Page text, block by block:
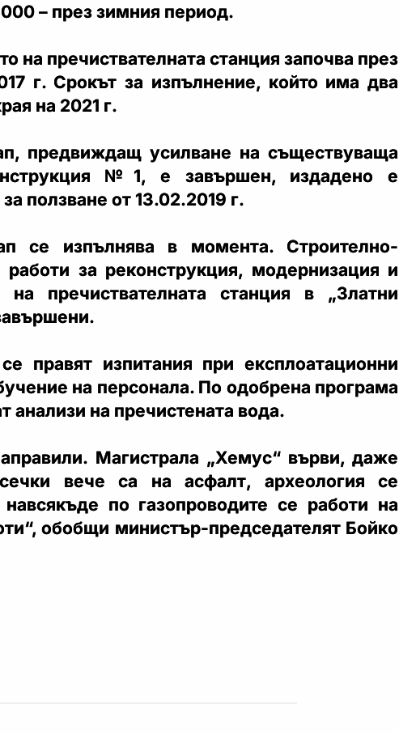
– през зимния период.
на пречиствателната станция започва през
г. Срокът за изпълнение, който има два
на 2021 г.
предвиждащ усилване на съществуваща
№1, е завършен, издадено е
ползване от 13.02.2019 г.
се изпълнява в момента. Строително-
работи за реконструкция, модернизация и
на пречиствателната станция в „Златни
правят изпитания при експлоатационни
на персонала. По одобрена програма
анализи на пречистената вода.
Магистрала „Хемус“ върви, даже
вече са на асфалт, археология се
навсякъде по газопроводите се работи на
обобщи министър-председателят Бойко